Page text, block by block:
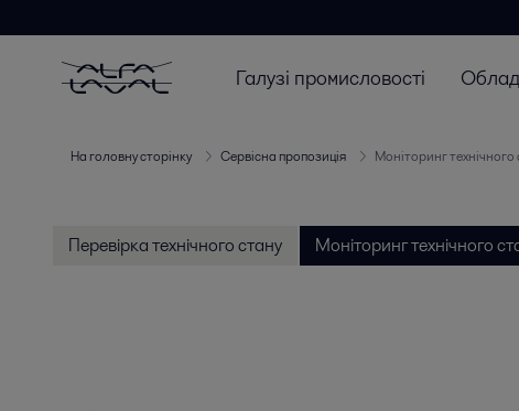
Галузі промисловості
На головну сторінку Сервісна пропозиція Моніторинг технічного
Перевірка технічного стану Моніторинг технічного